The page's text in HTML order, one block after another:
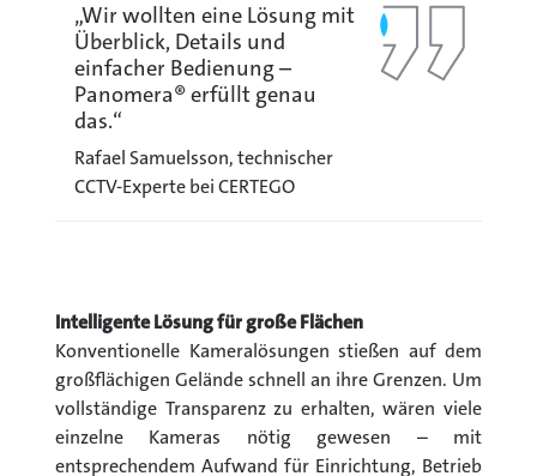
„Wir wollten eine Lösung mit
Überblick, Details und
einfacher Bedienung –
Panomera® erfüllt genau
das.“
Rafael Samuelsson, technischer
CCTV-Experte bei CERTEGO
Intelligente Lösung für große Flächen
Konventionelle Kameralösungen stießen auf dem
großflächigen Gelände schnell an ihre Grenzen. Um
vollständige Transparenz zu erhalten, wären viele
einzelne Kameras nötig gewesen – mit
entsprechendem Aufwand für Einrichtung, Betrieb